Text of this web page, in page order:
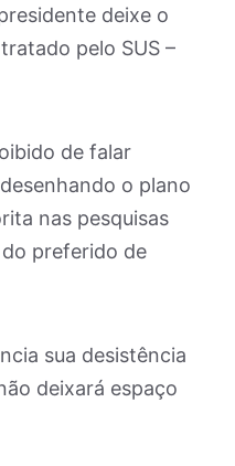
deixe o
pelo SUS –
de falar
o plano
nas pesquisas
preferido de
sua desistência
deixará espaço